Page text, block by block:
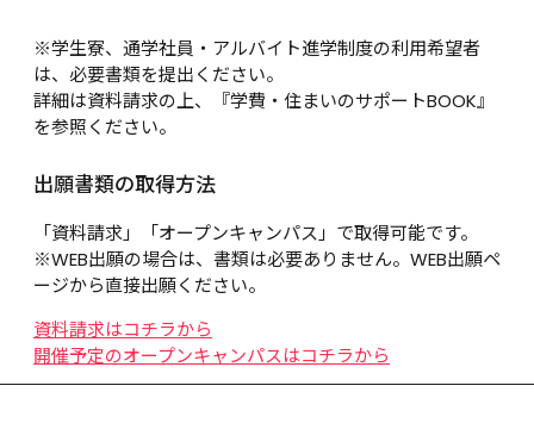
※学生寮、通学社員・アルバイト進学制度の利用希望者
は、必要書類を提出ください。
詳細は資料請求の上、『学費・住まいのサポートBOOK』
を参照ください。
出願書類の取得方法
「資料請求」「オープンキャンパス」で取得可能です。
※WEB出願の場合は、書類は必要ありません。WEB出願ペ
ージから直接出願ください。
資料請求はコチラから
開催予定のオープンキャンパスはコチラから